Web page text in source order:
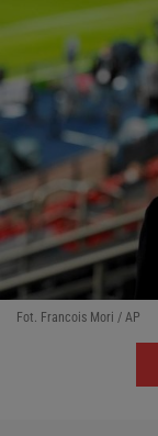
Fot. Francois Mori / AP